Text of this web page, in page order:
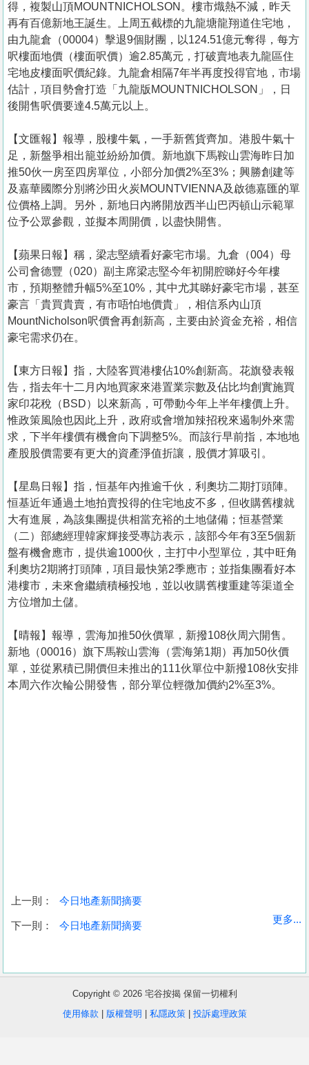
收
盤
得，複製山頂MOUNTNICHOLSON。樓市熾熱不減，昨天
再有百億新地王誕生。上周五截標的九龍塘龍翔道住宅地，
由九龍倉（00004）擊退9個財團，以124.51億元奪得，每方
呎樓面地價（樓面呎價）逾2.85萬元，打破賣地表九龍區住
宅地皮樓面呎價紀錄。九龍倉相隔7年半再度投得官地，市場
估計，項目勢會打造「九龍版MOUNTNICHOLSON」，日
後開售呎價要達4.5萬元以上。
【文匯報】報導，股樓牛氣，一手新舊貨齊加。港股牛氣十
足，新盤爭相出籠並紛紛加價。新地旗下馬鞍山雲海昨日加
推50伙一房至四房單位，小部分加價2%至3%；興勝創建等
及嘉華國際分別將沙田火炭MOUNTVIENNA及啟德嘉匯的單
位價格上調。另外，新地日內將開放西半山巴丙頓山示範單
位予公眾參觀，並擬本周開價，以盡快開售。
【蘋果日報】稱，梁志堅續看好豪宅市場。九倉（004）母
公司會德豐（020）副主席梁志堅今年初開腔睇好今年樓
市，預期整體升幅5%至10%，其中尤其睇好豪宅市場，甚至
豪言「貴買貴賣，有市唔怕地價貴」，相信系內山頂
MountNicholson呎價會再創新高，主要由於資金充裕，相信
豪宅需求仍在。
【東方日報】指，大陸客買港樓佔10%創新高。花旗發表報
告，指去年十二月內地買家來港置業宗數及佔比均創實施買
家印花稅（BSD）以來新高，可帶動今年上半年樓價上升。
惟政策風險也因此上升，政府或會增加辣招稅來遏制外來需
求，下半年樓價有機會向下調整5%。而該行早前指，本地地
產股股價需要有更大的資產淨值折讓，股價才算吸引。
【星島日報】指，恒基年內推逾千伙，利奧坊二期打頭陣。
恒基近年通過土地拍賣投得的住宅地皮不多，但收購舊樓就
大有進展，為該集團提供相當充裕的土地儲備；恒基營業
（二）部總經理韓家輝接受專訪表示，該部今年有3至5個新
盤有機會應市，提供逾1000伙，主打中小型單位，其中旺角
利奧坊2期將打頭陣，項目最快第2季應市；並指集團看好本
港樓市，未來會繼續積極投地，並以收購舊樓重建等渠道全
方位增加土儲。
【晴報】報導，雲海加推50伙價單，新撥108伙周六開售。
新地（00016）旗下馬鞍山雲海（雲海第1期）再加50伙價
單，並從累積已開價但未推出的111伙單位中新撥108伙安排
本周六作次輪公開發售，部分單位輕微加價約2%至3%。
上一則： 今日地產新聞摘要
下一則： 今日地產新聞摘要
更多...
Copyright © 2026 宅谷按揭 保留一切權利
使用條款
版權聲明 私隱政策| 投訴處理政策